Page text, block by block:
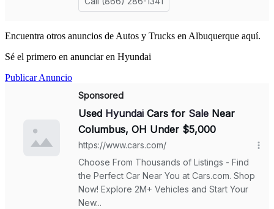
Encuentra otros anuncios de Autos y Trucks en Albuquerque aquí.
Sé el primero en anunciar en Hyundai
Publicar Anuncio